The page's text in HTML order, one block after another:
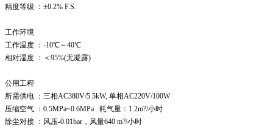
精度等级
：±0.2% F.S.
工作环境
工作温度 ：-10℃～40℃
相对湿度 ：＜95%(无凝露)
公用工程
所需供电 ：三相AC380V/5.5kW, 单相AC220V/100W
压缩空气 ：0.5MPa~0.6MPa 耗气量：1.2m?/小时
除尘对接 ：风压-0.01bar，风量640 m?/小时